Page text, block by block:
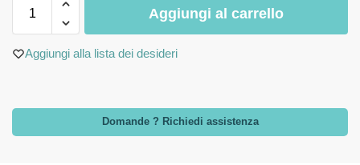
Aggiungi al carrello
Aggiungi alla lista dei desideri
Domande ? Richiedi assistenza